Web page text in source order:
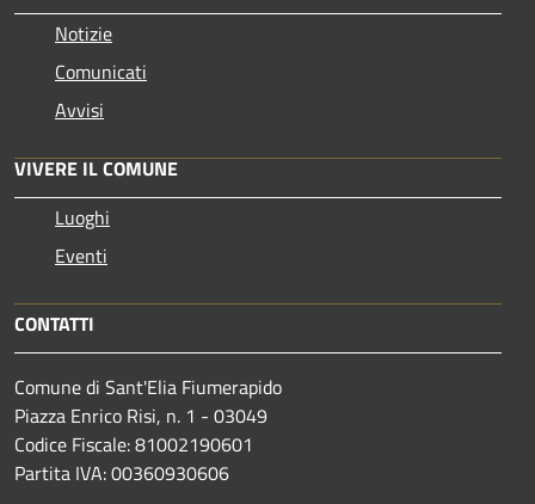
Notizie
Comunicati
Avvisi
VIVERE IL COMUNE
Luoghi
Eventi
CONTATTI
Comune di Sant'Elia Fiumerapido
Piazza Enrico Risi, n. 1 - 03049
Codice Fiscale: 81002190601
Partita IVA: 00360930606